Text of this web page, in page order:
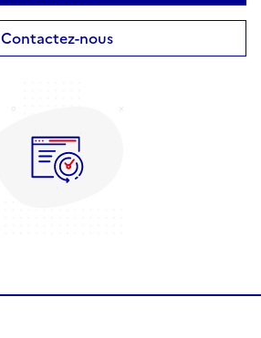
Contactez-nous